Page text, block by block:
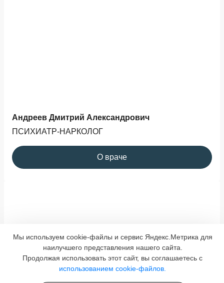
Андреев Дмитрий Александрович
ПСИХИАТР-НАРКОЛОГ
О враче
Мы используем cookie-файлы и сервис Яндекс.Метрика для
наилучшего представления нашего сайта.
Продолжая использовать этот сайт, вы соглашаетесь с
использованием cookie-файлов.